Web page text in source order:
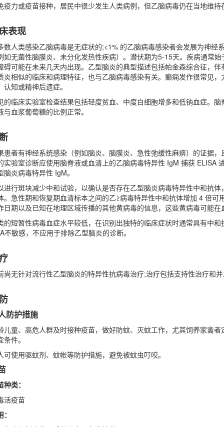
疫力或疫苗接种，居民中很少发生人类病例，但乙脑病毒仍在当地维
表现
数人类感染乙脑病毒是无症状的;<1% 的乙脑病毒感染者会发展为神
如无菌性脑膜炎、未分化发热性疾病）。潜伏期为5-15天。疾病通常
碍可能在未来几天内出现。乙型脑炎的典型描述包括帕金森综合征，
炎相似的临床和病理特征，也与乙脑病毒感染有关。癫痫发作很常见
认知或精神后遗症。
的临床实验室检查结果包括轻度贫血、中度白细胞增多和低钠血症。
与血浆葡萄糖的比例正常。
患者有神经系统感染（例如脑炎、脑膜炎、急性弛缓性麻痹）的证据
实验室诊断应使用脑脊液或血清上的乙脑病毒特异性 IgM 捕获 ELISA
脑炎病毒特异性 IgM。
进行斑块减少中和试验，以确认是否存在乙型脑炎病毒特异性中和抗
。急性期和恢复期血清标本之间的乙≥病毒特异性中和抗体增加 4 倍
日期以及已知在地理区域传播的其他黄病毒的信息，这些黄病毒可能
的短暂性病毒血症水平较低，在识别出独特的临床症状时通常具有中
不敏感，不应用于排除乙型脑炎的诊断。
尚无针对流行性乙型脑炎的特异性抗病毒治疗;治疗包括支持性治疗和
防护措施
儿童、高危人群及时接种疫苗，做好防蚊、灭蚊工作，尤其饲养家禽
条件。
可使用驱蚊剂、蚊帐等防护措施，避免被蚊虫叮咬。
种类：
活疫苗